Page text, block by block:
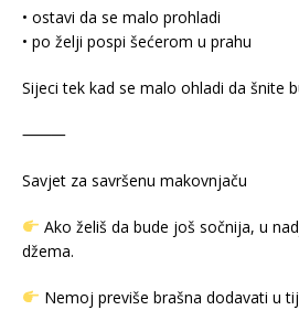
• ostavi da se malo prohladi
• po želji pospi šećerom u prahu
Sijeci tek kad se malo ohladi da šnite
⸻
Savjet za savršenu makovnjaču
Ako želiš da bude još sočnija, u
džema.
Nemoj previše brašna dodavati u